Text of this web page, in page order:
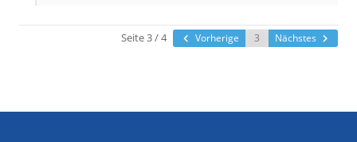
Seite 3 / 4 Vorherige Nächstes